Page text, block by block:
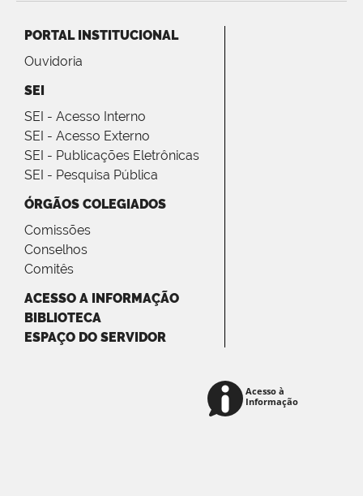
PORTAL INSTITUCIONAL
Ouvidoria
SEI
SEI - Acesso Interno
SEI - Acesso Externo
SEI - Publicações Eletrônicas
SEI - Pesquisa Pública
ÓRGÃOS COLEGIADOS
Comissões
Conselhos
Comitês
ACESSO A INFORMAÇÃO
BIBLIOTECA
ESPAÇO DO SERVIDOR